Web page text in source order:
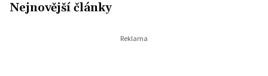
Nejnovější články